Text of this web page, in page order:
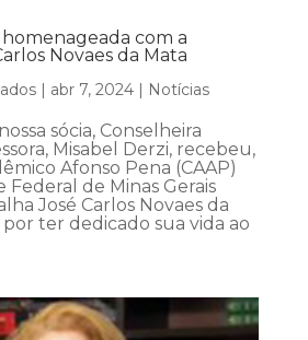
homenageada com a
Novaes da Mata
| abr 7, 2024| Notícias
sócia, Conselheira
Misabel Derzi, recebeu,
Afonso Pena (CAAP)
Federal de Minas Gerais
José Carlos Novaes da
por ter dedicado sua vida ao